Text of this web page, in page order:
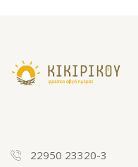
22950 23320-3